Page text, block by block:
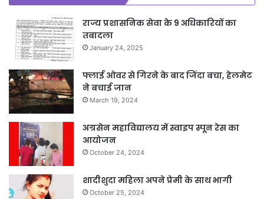
राज्य प्रशासनिक सेवा के 9 अधिकारियों का
तबादला
January 24, 2025
फ्लाई ओवर से गिरने के बाद जिंदा बचा, हेलमेट
ने बचाई जान
March 19, 2024
अग्रसेन महाविद्यालय में स्वाइप स्पून रेस का
आयोजन
October 24, 2024
शादीशुदा महिला अपने प्रेमी के साथ भागी
October 25, 2024